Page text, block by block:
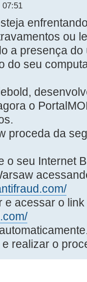
07:51
ou
a presença
do seu
o
proceda da
o seu Internet
e acessar o link
realizar o